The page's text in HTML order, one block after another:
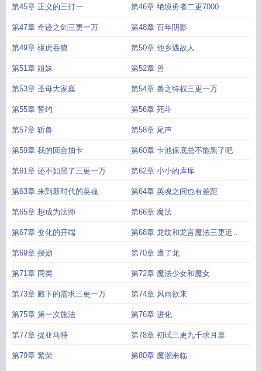
成
第45章 正义的三打一 第46章 绝境勇者二更7000
第47章 奇迹之剑三更一万 第48章 百年阴影
第49章 驱虎吞狼 第50章 他乡遇故人
第51章 姐妹 第52章 兽
第53章 圣母大家庭 第54章 兽之特权三更一万
第55章 誓约 第56章 死斗
第57章 斩兽 第58章 尾声
第59章 我的回合抽卡 第60章 卡池保底总不能黑了吧
第61章 还不如黑了三更一万 第62章 小小的库库
第63章 来到新时代的英魂 第64章 英魂之间也有差距
第65章 想成为法师 第66章 魔法
第67章 变化的开端 第68章 龙纹和龙言魔法三更近万
求月票
第69章 授勋 第70章 遭了龙
第71章 同类 第72章 魔法少女和魔女
第73章 殿下的需求三更一万 第74章 风雨欲来
第75章 第一次施法 第76章 进化
第77章 提亚马特 第78章 初试三更九千求月票
第79章 繁荣 第80章 魔潮来临